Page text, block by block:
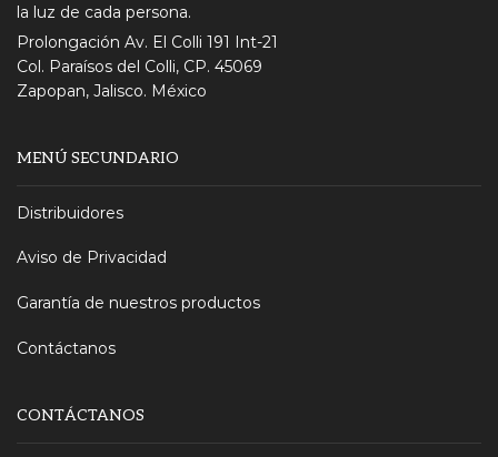
la luz de cada persona.
Prolongación Av. El Colli 191 Int-21
Col. Paraísos del Colli, CP. 45069
Zapopan, Jalisco. México
MENÚ SECUNDARIO
Distribuidores
Aviso de Privacidad
Garantía de nuestros productos
Contáctanos
CONTÁCTANOS